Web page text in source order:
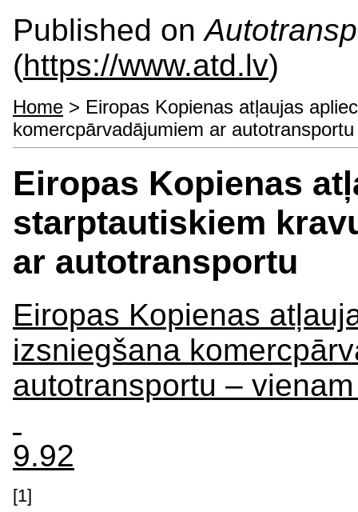
Published on
(https://www.atd.lv)
Home > Eiropas Kopienas atļaujas
komercpārvadājumiem ar autotransportu
Eiropas Kopienas
starptautiskiem
ar autotransportu
Eiropas Kopienas
izsniegšana
autotransportu –
9.92
[1]